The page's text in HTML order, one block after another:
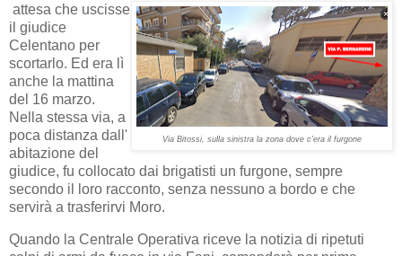
Via Bitossi, sulla sinistra la zona dove c'era il furgone
attesa che uscisse
il giudice
Celentano per
scortarlo. Ed era lì
anche la mattina
del 16 marzo.
Nella stessa via, a
poca distanza dall'
abitazione del
giudice, fu collocato dai brigatisti un furgone, sempre
secondo il loro racconto, senza nessuno a bordo e che
servirà a trasferirvi Moro.
Quando la Centrale Operativa riceve la notizia di ripetuti